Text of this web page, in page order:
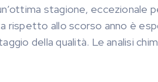
stagione,
rispetto allo scorso anno è
della qualità. Le analisi